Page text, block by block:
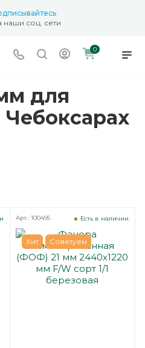
наши соц. сети
0
для
Хит Советуем
Есть в наличии
Арт.: 100495